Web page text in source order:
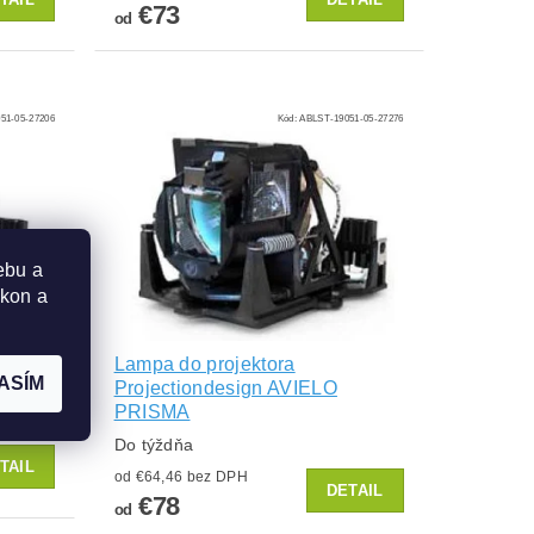
od €73
05-27206 Kód:ABLST-19051-05-27276
Lampa do projektora
Projectiondesign AVIELO
PRISMA
Do týždňa
od €64,46 bez DPH
od €78
DETAIL
a
a